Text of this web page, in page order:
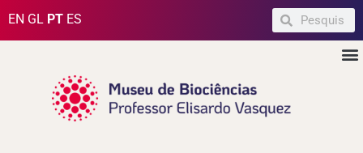
EN GL PT ES Pesquisar
Pesquisar